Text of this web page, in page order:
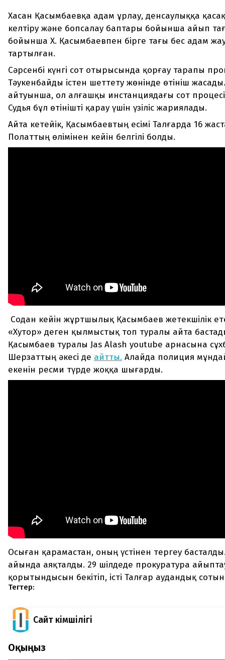
Хасан Қасымбаевқа адам ұрлау, денсаулыққа
келтіру және бопсалау баптары бойынша айып
бойынша Х. Қасымбаевпен бірге тағы бес адам
тартылған.
Сәрсенбі күнгі сот отырысында қорғау тарапы
Тәукенбайды істен шеттету жөнінде өтініш
айтуынша, ол алғашқы инстанциядағы сот
Судья бұл өтінішті қарау үшін үзіліс жариялады.
Айта кетейік, Қасымбаевтың есімі Талғарда 16
Полаттың өлімінен кейін белгілі болды.
Содан кейін жұртшылық Қасымбаев жетекшілік
«Хутор» деген қылмыстық топ туралы айта
Қасымбаев туралы Jas Alash youtube арнаcына
Шерзаттың әкесі де айтты. Алайда полиция
екенін ресми түрде жоққа шығарды.
Осыған қарамастан, оның үстінен тергеу
айында аяқталды. 29 шілдеде прокуратура
қорытындысын бекітіп, істі Талғар аудандық
Тегтер:
Сайт Әкімшілігі
Оқыңыз